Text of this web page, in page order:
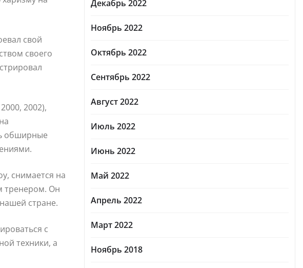
свой
своего
2002),
обширные
снимается на
тренером. Он
стране.
с
техники, а
Декабрь 2022
Ноябрь 2022
Октябрь 2022
Сентябрь 2022
Август 2022
Июль 2022
Июнь 2022
Май 2022
Апрель 2022
Март 2022
Ноябрь 2018